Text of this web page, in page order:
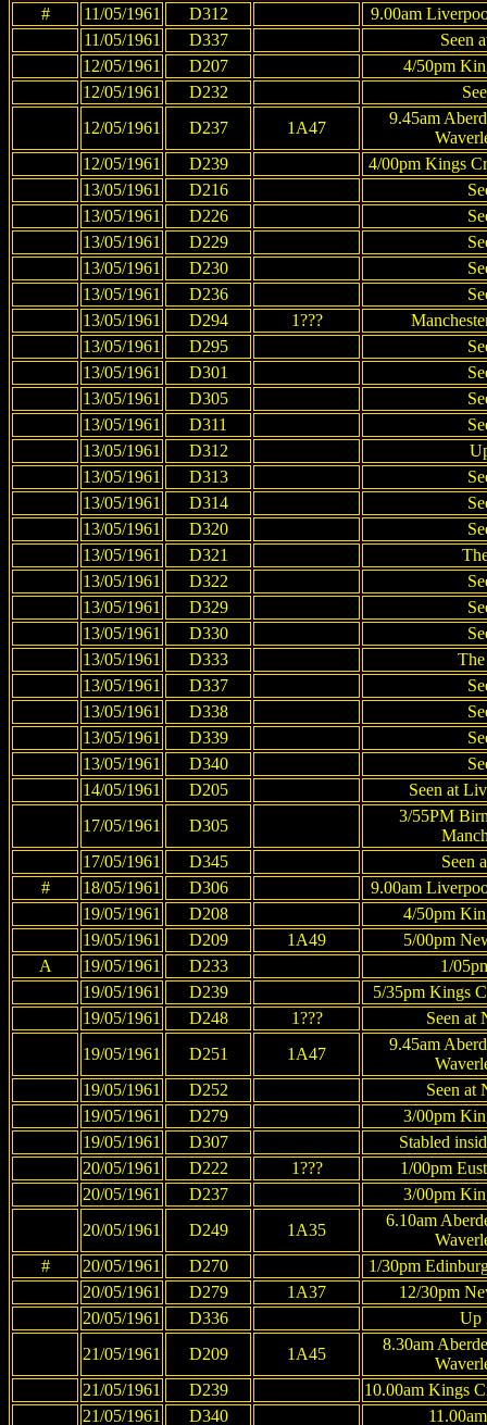
#
11/05/1961 D312
9.00am
11/05/1961
D337
Seen
12/05/1961
D207
4/50pm
12/05/1961
D232
12/05/1961
D237 1A47
9.45am
12/05/1961
D239
4/00pm Kings
13/05/1961
D216
13/05/1961
D226
13/05/1961
D229
13/05/1961
D230
13/05/1961
D236
13/05/1961
D294 1???
13/05/1961
D295
13/05/1961
D301
13/05/1961
D305
13/05/1961
D311
13/05/1961
D312
13/05/1961
D313
13/05/1961
D314
13/05/1961
D320
13/05/1961
D321
13/05/1961
D322
13/05/1961
D329
13/05/1961
D330
13/05/1961
D333
13/05/1961
D337
13/05/1961
D338
13/05/1961
D339
13/05/1961
D340
14/05/1961
D205
Seen at
17/05/1961
D305
3/55PM
17/05/1961
D345
Seen
#
18/05/1961 D306
9.00am
19/05/1961
D208
4/50pm
19/05/1961
D209 1A49
5/00pm
A
19/05/1961 D233
1/
19/05/1961
D239
5/35pm Kings
19/05/1961
D248 1???
Seen at
19/05/1961
D251 1A47
9.45am
19/05/1961
D252
Seen at
19/05/1961
D279
3/00pm
19/05/1961
D307
Stabled
20/05/1961
D222 1???
1/00pm
20/05/1961
D237
3/00pm
20/05/1961
D249 1A35
6.10am
#
20/05/1961 D270
1/30pm
20/05/1961
D279 1A37
12/30pm
20/05/1961
D336
Up
21/05/1961
D209 1A45
8.30am
21/05/1961
D239
10.00am Kings
21/05/1961
D340